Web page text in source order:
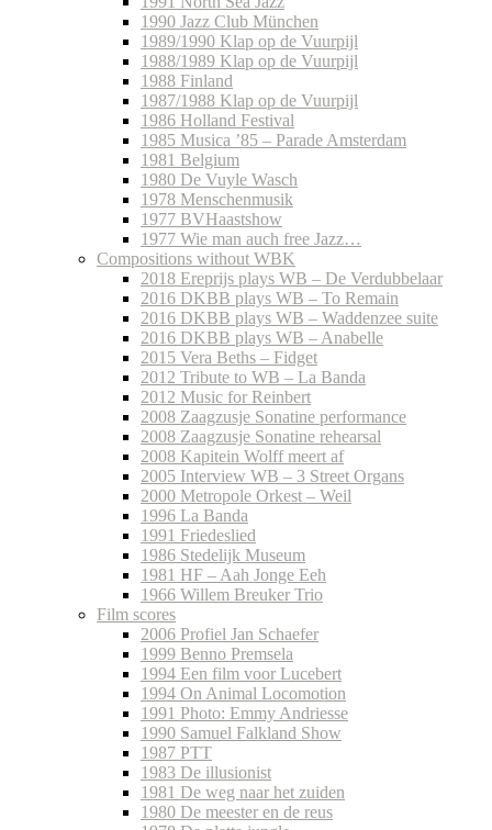
1990 Jazz Club München
1989/1990 Klap op de Vuurpijl
1988/1989 Klap op de Vuurpijl
1988 Finland
1987/1988 Klap op de Vuurpijl
1986 Holland Festival
1985 Musica ’85 – Parade Amsterdam
1981 Belgium
1980 De Vuyle Wasch
1978 Menschenmusik
1977 BVHaastshow
1977 Wie man auch free Jazz…
Compositions without WBK
2018 Ereprijs plays WB – De Verdubbelaar
2016 DKBB plays WB – To Remain
2016 DKBB plays WB – Waddenzee suite
2016 DKBB plays WB – Anabelle
2015 Vera Beths – Fidget
2012 Tribute to WB – La Banda
2012 Music for Reinbert
2008 Zaagzusje Sonatine performance
2008 Zaagzusje Sonatine rehearsal
2008 Kapitein Wolff meert af
2005 Interview WB – 3 Street Organs
2000 Metropole Orkest – Weil
1996 La Banda
1991 Friedeslied
1986 Stedelijk Museum
1981 HF – Aah Jonge Eeh
1966 Willem Breuker Trio
Film scores
2006 Profiel Jan Schaefer
1999 Benno Premsela
1994 Een film voor Lucebert
1994 On Animal Locomotion
1991 Photo: Emmy Andriesse
1990 Samuel Falkland Show
1987 PTT
1983 De illusionist
1981 De weg naar het zuiden
1980 De meester en de reus